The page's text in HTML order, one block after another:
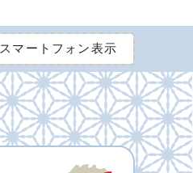
スマートフォン表示